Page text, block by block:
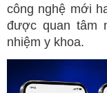
công nghệ mới
được quan tâm
nhiệm y khoa.